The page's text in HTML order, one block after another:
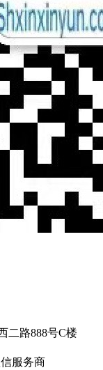
二路888号C楼
服务商